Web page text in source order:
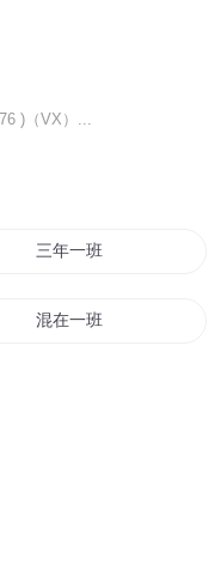
)（VX）...
三年一班
混在一班